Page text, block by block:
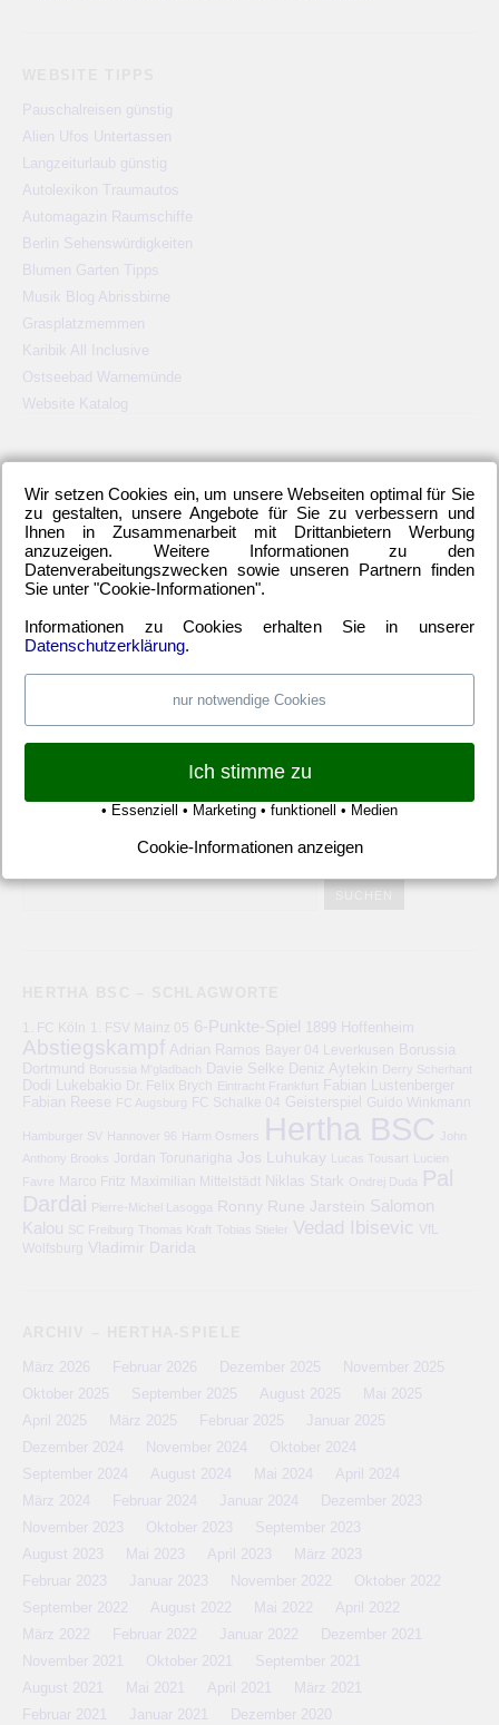
Pauschalreisen günstig
Alien Ufos Untertassen
Langzeiturlaub günstig
Autolexikon Traumautos
Automagazin Raumschiffe
Berlin Sehenswürdigkeiten
Blumen Garten Tipps
Musik Blog Abrissbirne
Grasplatzmemmen
Karibik All Inclusive
Ostseebad Warnemünde
Website Katalog
KATEGORIEN
2. Bundesliga(148) Allgemeines (23) Blauer Montag(22)
Bundesliga (445) DFB-Auswahl(17)
Relegationsspiel(4) Schiedsrichter
1. FC Köln 1. FSV Mainz 05 6-Punkte-Spiel 1899 Hoffenheim
Abstiegskampf Adrian Ramos Bayer 04 Leverkusen
Borussia
Dortmund
Borussia M'gladbach Davie Selke Deniz Aytekin Derry Scherhant
Dodi Lukebakio Dr. Felix Brych Eintracht Frankfurt
Fabian Lustenberger
Fabian Reese
FC Augsburg FC Schalke 04 Geisterspiel Guido Winkmann
Hamburger SV Hannover 96 Harm Osmers Hertha BSC
John
Anthony Brooks
Jordan Torunarigha Jos Luhukay Lucas Tousart
Lucien
Favre
Marco Fritz Maximilian Mittelstädt Niklas Stark Ondrej Duda Pal
Dardai
Pierre-Michel Lasogga Ronny Rune Jarstein Salomon
Kalou SC Freiburg Thomas Kraft Tobias Stieler Vedad Ibisevic
VfL
Wolfsburg
Vladimir Darida
März 2026 Februar 2026 Dezember 2025
November 2025
Oktober 2025
September 2025 August 2025
Mai 2025
April 2025
März 2025 Februar 2025
Januar 2025
Dezember 2024
November 2024
Oktober 2024
September 2024
August 2024 Mai 2024
April 2024
März 2024
Februar 2024 Januar 2024
Dezember 2023
November 2023
Oktober 2023
September 2023
August 2023
Mai 2023 April 2023
März 2023
Februar 2023
Januar 2023 November 2022
Oktober 2022
September 2022
August 2022 Mai 2022
April 2022
März 2022
Februar 2022 Januar 2022
Dezember 2021
November 2021
Oktober 2021
September 2021
August 2021
Mai 2021 April 2021
März 2021
Februar 2021
Januar 2021
Dezember 2020
Wir setzen Cookies ein, um unsere Webseiten optimal für Sie
zu gestalten, unsere Angebote für Sie zu verbessern und
Ihnen in Zusammenarbeit mit Drittanbietern Werbung
anzuzeigen. Weitere Informationen zu den
Datenverabeitungszwecken sowie unseren Partnern finden
Sie unter "Cookie-Informationen".
Informationen zu Cookies erhalten Sie in unserer
Datenschutzerklärung.
nur notwendige Cookies
Ich stimme zu
• Essenziell • Marketing • funktionell • Medien
Cookie-Informationen anzeigen